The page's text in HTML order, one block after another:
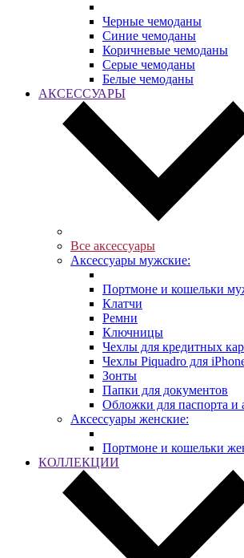
Черные чемоданы
Синие чемоданы
Коричневые чемоданы
Серые чемоданы
Белые чемоданы
АКСЕССУАРЫ
Все аксессуары
Аксессуары мужские:
Портмоне и кошельки
Клатчи
Ремни
Ключницы
Чехлы для кредитных
Чехлы Piquadro для
Зонты
Папки для документов
Обложки для паспорта и
Аксессуары женские:
Портмоне и кошельки
КОЛЛЕКЦИИ